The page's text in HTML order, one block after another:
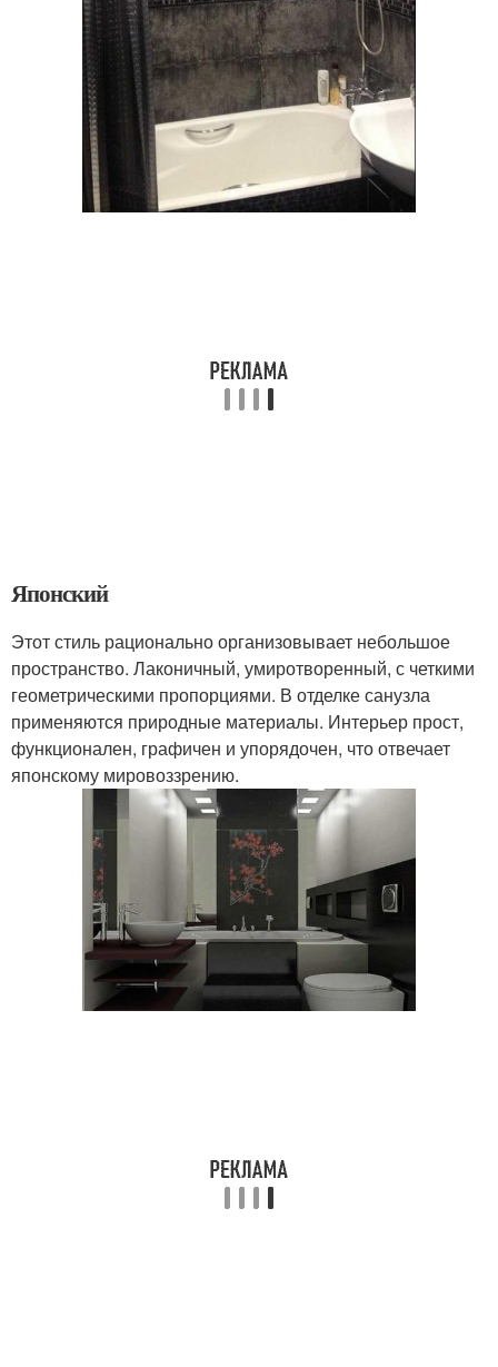
Японский
Этот стиль рационально организовывает небольшое
пространство. Лаконичный, умиротворенный, с четкими
геометрическими пропорциями. В отделке санузла
применяются природные материалы. Интерьер прост,
функционален, графичен и упорядочен, что отвечает
японскому мировоззрению.